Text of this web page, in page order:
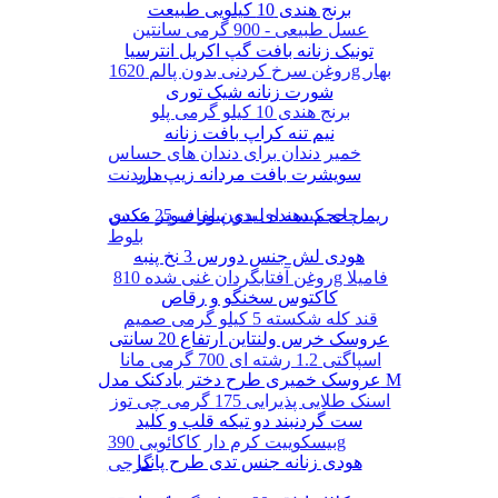
عسل طبیعی - 900 گرمی سانتین
روغن سرخ کردنی بدون پالم 1620g بهار
برنج هندی 10 کیلو گرمی پلو
خمیر دندان برای دندان های حساس
مریدنت
چای کیسه ای بدون لفاف 25 عددی
بلوط
روغن آفتابگردان غنی شده 810g فامیلا
قند کله شکسته 5 کیلو گرمی صمیم
اسپاگتی 1.2 رشته ای 700 گرمی مانا
اسنک طلایی پذیرایی 175 گرمی چی توز
بیسکوییت کرم دار کاکائویی 390g
گرجی
برنج هندی 10 کیلویی طبیعت
تونیک زنانه بافت گپ اکریل انترسیا
شورت زنانه شیک توری
نیم تنه کراپ بافت زنانه
سویشرت بافت مردانه زیپ دار
ریمل حجم دهنده لیدی پیور سوپر مکس
هودی لش جنس دورس 3 نخ پنبه
کاکتوس سخنگو و رقاص
عروسک خرس ولنتاین ارتفاع 20 سانتی
عروسک خمیری طرح دختر بادکنک مدل M
ست گردنبند دو تیکه قلب و کلید
هودی زنانه جنس تدی طرح پاندا